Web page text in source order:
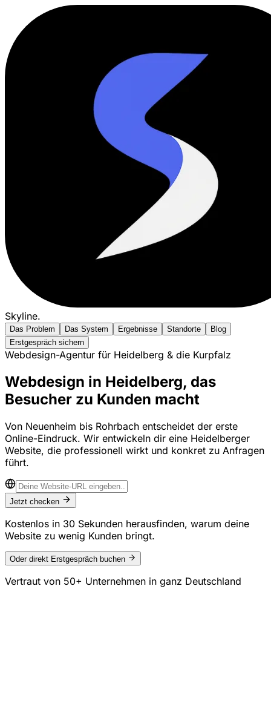
Skyline.
Das Problem Das System Ergebnisse Standorte
Blog
Erstgespräch sichern
Webdesign-Agentur für Heidelberg & die Kurpfalz
Webdesign in Heidelberg, das
Besucher zu Kunden macht
Von Neuenheim bis Rohrbach entscheidet der erste
Online-Eindruck. Wir entwickeln dir eine Heidelberger
Website, die professionell wirkt und konkret zu Anfragen
führt.
Jetzt checken
Kostenlos in 30 Sekunden herausfinden, warum deine
Website zu wenig Kunden bringt.
Oder direkt Erstgespräch buchen
Vertraut von 50+ Unternehmen in ganz Deutschland